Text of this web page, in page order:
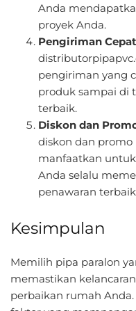
Anda
proyek Anda.
Pengiriman
pengiriman yang
produk sampai di
terbaik.
Diskon dan
diskon dan promo
manfaatkan
Anda selalu
penawaran
Kesimpulan
Memilih pipa paralon
memastikan
perbaikan rumah